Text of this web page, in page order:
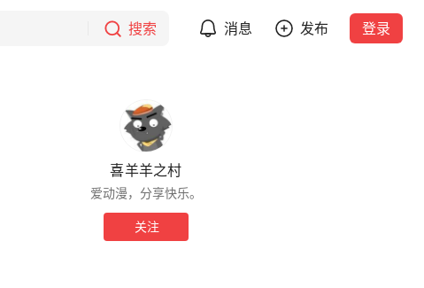
搜索 消息 发布 登录
喜羊羊之村
爱动漫，分享快乐。
关注